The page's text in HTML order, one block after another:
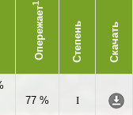
Опережает
1
Степень Скачать
77 %
I